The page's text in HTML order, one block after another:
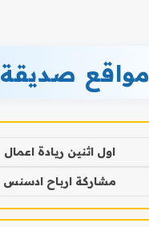
مواقع صديقة
اول اثنين ريادة اعمال
مشاركة ارباح ادسنس